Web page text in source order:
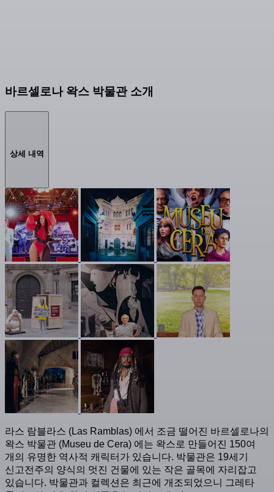
바르셀로나 왁스 박물관 소개
상세 내역
라스 람블라스 (Las Ramblas) 에서 조금 떨어진 바르셀로나의
왁스 박물관 (Museu de Cera) 에는 왁스로 만들어진 150여
개의 유명한 역사적 캐릭터가 있습니다. 박물관은 19세기
신고전주의 양식의 멋진 건물에 있는 작은 골목에 자리잡고
있습니다. 박물관과 컬렉션은 최근에 개조되었으니 그레타